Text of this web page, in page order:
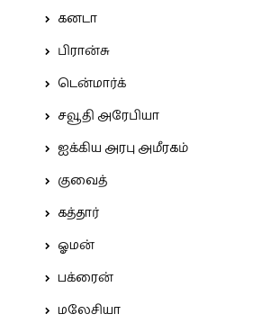
கனடா
பிரான்சு
டென்மார்க்
சவூதி அரேபியா
ஐக்கிய அரபு அமீரகம்
குவைத்
கத்தார்
ஓமன்
பக்ரைன்
மலேசியா